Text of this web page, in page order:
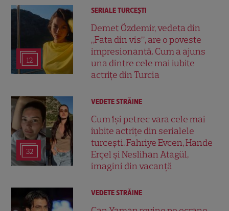
12
SERIALE TURCEŞTI
Demet Özdemir, vedeta din
„Fata din vis”, are o poveste
impresionantă. Cum a ajuns
una dintre cele mai iubite
actrițe din Turcia
32
VEDETE STRĂINE
Cum își petrec vara cele mai
iubite actrițe din serialele
turcești. Fahriye Evcen, Hande
Erçel și Neslihan Atagül,
imagini din vacanță
VEDETE STRĂINE